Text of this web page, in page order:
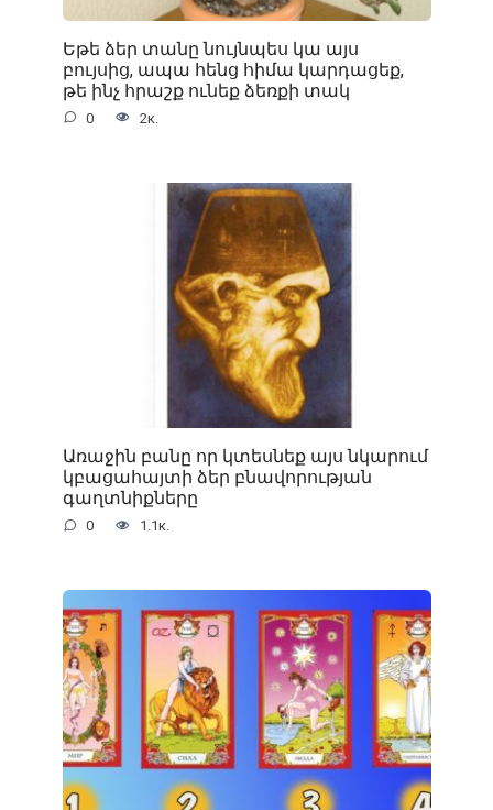
Եթե ձեր տանը նույնպես կա այս
բույսից, ապա հենց հիմա կարդացեք,
թե ինչ հրաշք ունեք ձեռքի տակ
0 2к.
Առաջին բանը որ կտեսնեք այս նկարում
կբացահայտի ձեր բնավորության
գաղտնիքները
0 1.1к.